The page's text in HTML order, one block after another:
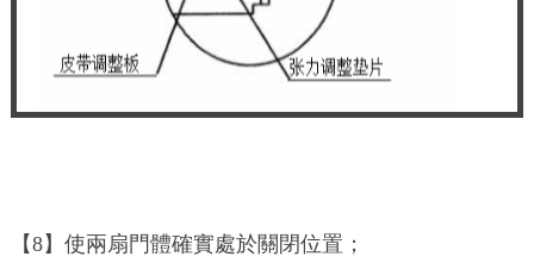
【8】使兩扇門體確實處於關閉位置；